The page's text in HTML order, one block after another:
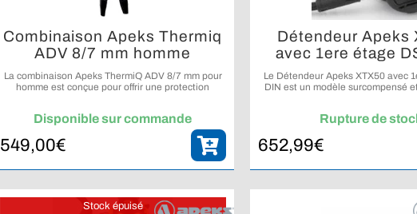
Combinaison Apeks Thermiq
ADV 8/7 mm homme
La combinaison Apeks ThermiQ ADV 8/7 mm pour
homme est conçue pour offrir une protection
Disponible sur commande
549,00€
Détendeur Apeks
avec 1ere étage
Le Détendeur Apeks XTX50 avec
DIN est un modèle surcompensé
Rupture de
652,99€
Stock épuisé